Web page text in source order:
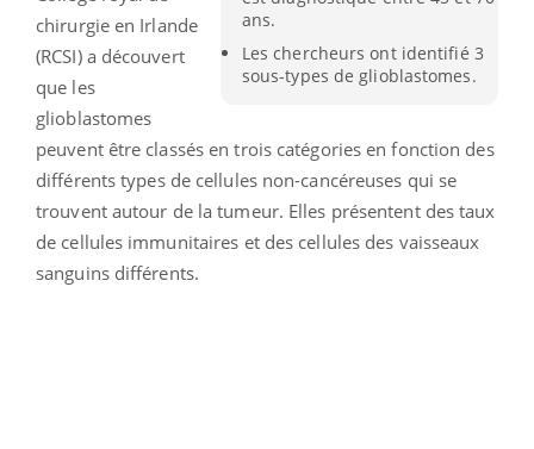
ans.
Les chercheurs ont identifié 3
sous-types de glioblastomes.
chirurgie en Irlande
(RCSI) a découvert
que les
glioblastomes
peuvent être classés en trois catégories en fonction des
différents types de cellules non-cancéreuses qui se
trouvent autour de la tumeur. Elles présentent des taux
de cellules immunitaires et des cellules des vaisseaux
sanguins différents.